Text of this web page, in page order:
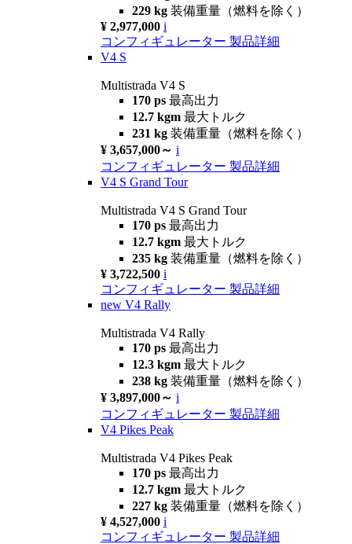
229 kg 装備重量（燃料を除く）
¥ 2,977,000 i
コンフィギュレーター 製品詳細
V4 S
Multistrada V4 S
170 ps 最高出力
12.7 kgm 最大トルク
231 kg 装備重量（燃料を除く）
¥ 3,657,000～ i
コンフィギュレーター 製品詳細
V4 S Grand Tour
Multistrada V4 S Grand Tour
170 ps 最高出力
12.7 kgm 最大トルク
235 kg 装備重量（燃料を除く）
¥ 3,722,500 i
コンフィギュレーター 製品詳細
new V4 Rally
Multistrada V4 Rally
170 ps 最高出力
12.3 kgm 最大トルク
238 kg 装備重量（燃料を除く）
¥ 3,897,000～ i
コンフィギュレーター 製品詳細
V4 Pikes Peak
Multistrada V4 Pikes Peak
170 ps 最高出力
12.7 kgm 最大トルク
227 kg 装備重量（燃料を除く）
¥ 4,527,000 i
コンフィギュレーター 製品詳細